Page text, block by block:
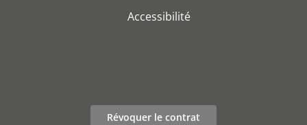
Accessibilité
Révoquer le contrat